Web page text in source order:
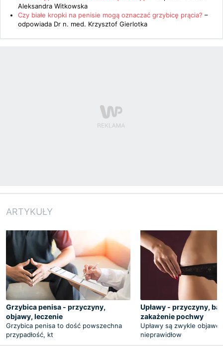
Aleksandra Witkowska
Czy białe kropki na penisie mogą oznaczać grzybicę prącia? –
odpowiada Dr n. med. Krzysztof Gierlotka
ARTYKUŁY
Grzybica penisa - przyczyny,
objawy, leczenie
Grzybica penisa to dość powszechna
przypadłość, kt
Upławy - przyczyny,
zakażenie pochwy
Upławy są zwykle
nieprawidłow